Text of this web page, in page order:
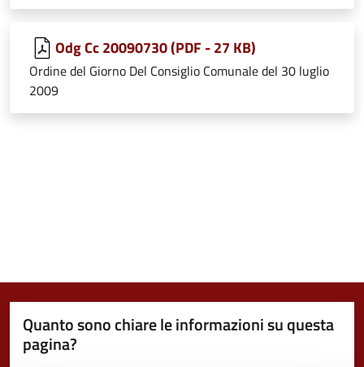
Odg Cc 20090730 (PDF - 27 KB)
Ordine del Giorno Del Consiglio Comunale del 30 luglio
2009
Quanto sono chiare le informazioni su questa
pagina?